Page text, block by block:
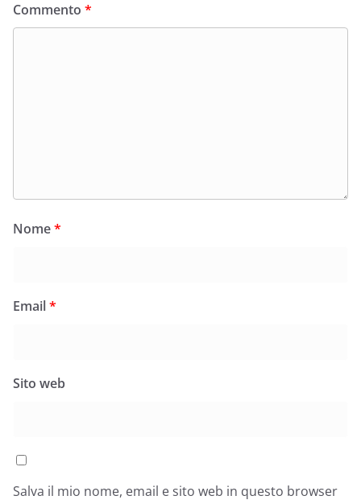
Commento *
Nome*
Email*
Sito web
Salva il mio nome, email e sito web in questo browser